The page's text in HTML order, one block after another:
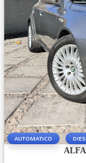
AUTOMATICO